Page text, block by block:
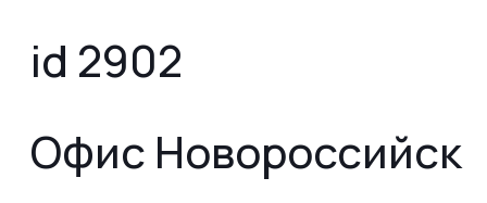
id 2902
Офис Новороссийск